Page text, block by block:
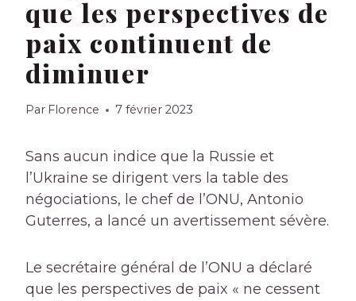
que les perspectives de
paix continuent de
diminuer
Par Florence 7 février 2023
Sans aucun indice que la Russie et
l’Ukraine se dirigent vers la table des
négociations, le chef de l’ONU, Antonio
Guterres, a lancé un avertissement sévère.
Le secrétaire général de l’ONU a déclaré
que les perspectives de paix « ne cessent